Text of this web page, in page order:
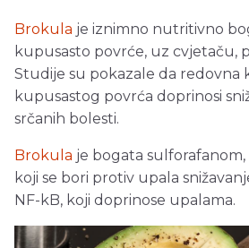
Brokula je iznimno nutritivno
kupusasto povrće, uz cvjetaču,
Studije su pokazale da redovna
kupusastog povrća doprinosi
srčanih bolesti.
Brokula je bogata
koji se bori protiv upala
NF-kB, koji doprinose upalama.